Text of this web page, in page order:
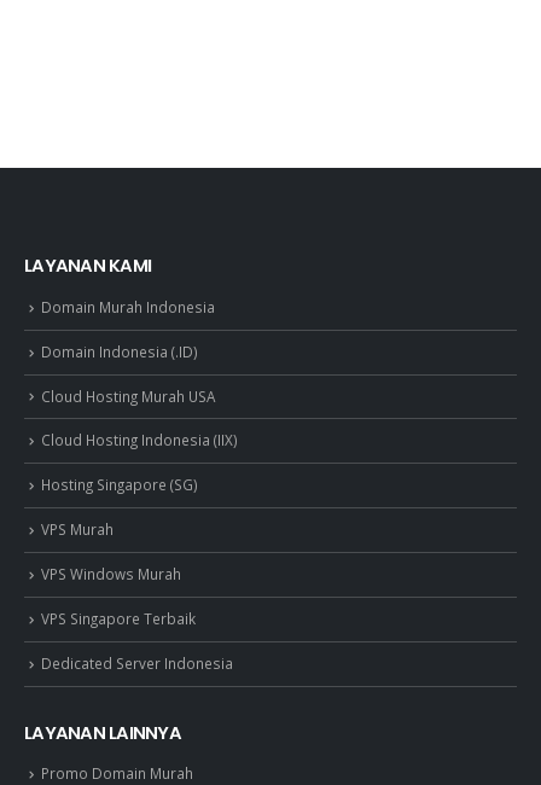
LAYANAN KAMI
Domain Murah Indonesia
Domain Indonesia (.ID)
Cloud Hosting Murah USA
Cloud Hosting Indonesia (IIX)
Hosting Singapore (SG)
VPS Murah
VPS Windows Murah
VPS Singapore Terbaik
Dedicated Server Indonesia
LAYANAN LAINNYA
Promo Domain Murah